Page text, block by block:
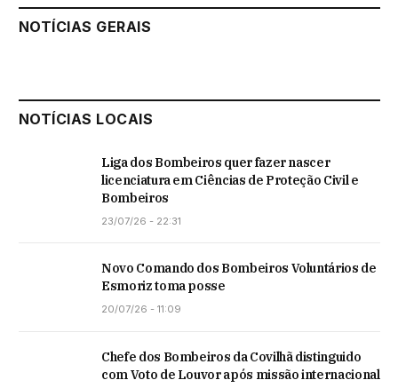
NOTÍCIAS GERAIS
NOTÍCIAS LOCAIS
Liga dos Bombeiros quer fazer nascer
licenciatura em Ciências de Proteção Civil e
Bombeiros
23/07/26 - 22:31
Novo Comando dos Bombeiros Voluntários de
Esmoriz toma posse
20/07/26 - 11:09
Chefe dos Bombeiros da Covilhã distinguido
com Voto de Louvor após missão internacional